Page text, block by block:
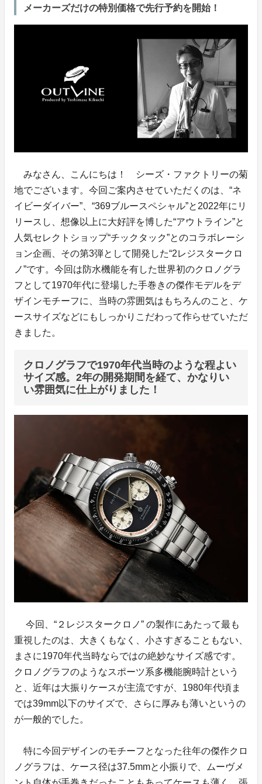
メーカーズだけの特別価格で先行予約を開始！
みなさん、こんにちは！ シーズ・ファクトリーの菊
地でございます。今回ご案内させていただくのは、“ネ
イビーダイバー”、“369ブルースペシャル”と2022年にリ
リースし、想像以上に大好評を博した“アウトライン”と
人気セレクトショップ“チックタック”とのコラボレーシ
ョン企画、その第3弾として開発した“2レジスタークロ
ノ”です。今回は防水機能を有した世界初のクロノグラ
フとして1970年代に登場した手巻きの傑作モデルをデ
ザインモチーフに、当時の雰囲気はもちろんのこと、ケ
ースサイズなどにもしっかりこだわって作らせていただ
きました。
クロノグラフで1970年代当時のような程よい
サイズ感。2年の開発期間を経て、かなりい
い雰囲気に仕上がりました！
今回、“２レジスタークロノ” の製作にあたって最も
重視したのは、大きくもなく、小さすぎることもない、
まさに1970年代当時ならではの絶妙なサイズ感です。
クロノグラフのようなスポーツ系多機能腕時計という
と、近年は大振りケースが主流ですが、1980年代頃ま
では39mm以下のサイズで、さらに厚みも薄いというの
が一般的でした。
特に今回デザインのモチーフとなった往年の傑作クロ
ノグラフは、ケース径は37.5mmと小振りで、ムーヴメ